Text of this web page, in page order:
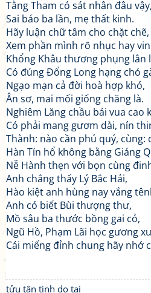
Tằng Tham có sát nhân đâu vậy,
Sai báo ba lần, mẹ thất kinh.
Hãy luận chữ tâm cho chặt chẽ,
Xem phần mình rõ nhục hay
Khổng Khâu thương phụng lân
Có đúng Đổng Long hạng chó
Ngạo mạn cả đời hoà hợp khó,
Ân sơ, mai mối giống chăng là.
Nghiêm Lăng chầu bái vua cao
Có phải mang gươm dài, nín
Thành: nào cần phú quý, cùng:
Hàn Tín hổ không bằng Giáng
Nễ Hành thẹn với bọn cùng
Anh chẳng thấy Lý Bắc Hải,
Hào kiệt anh hùng nay vắng
Anh có biết Bùi thượng thư,
Mồ sâu ba thước bồng gai cỏ,
Ngũ Hồ, Phạm Lãi học gương
Cái miếng đỉnh chung hãy nhớ
tửu tận tình do tại